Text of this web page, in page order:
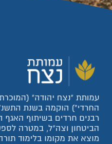
עמותת "נצח יהודה"
רבנים חרדים בשיתוף האגף
הביטחון וצה"ל, במטרה
מוצא את מקומו בלימוד